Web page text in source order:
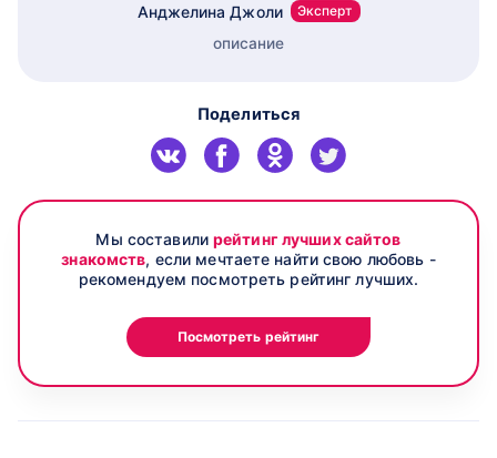
Анджелина Джоли Эксперт
описание
Поделиться
Мы составилирейтинг лучших сайтов
знакомств, если мечтаете найти свою любовь -
рекомендуем посмотреть рейтинг лучших.
Посмотреть рейтинг